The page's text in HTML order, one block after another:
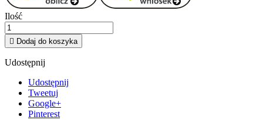
Ilość
 Dodaj do koszyka
Udostępnij
Udostępnij
Tweetuj
Google+
Pinterest